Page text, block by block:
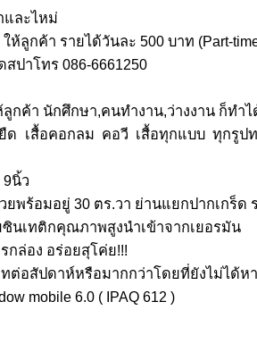
และไหม่
ห้ลูกค้า รายได้วันละ 500 บาท (Part-
ปาโทร 086-6661250
กค้า นักศึกษา,คนทำงาน,ว่างงาน ก็ทำไ
ยืด เสื้อคอกลม คอวี เสื้อทุกแบบ ทุกรูป
นิ้ว
ยพร้อมอยู่ 30 ตร.วา ย่านแยกปากเกร็ด
นเทติกคุณภาพสูงนำเข้าจากเยอรมัน
กล่อง อร่อยสุโค่ย!!!
ทต่อสัปดาห์หรือมากกว่าโดยที่ยังไม่ได้ห
mobile 6.0 ( IPAQ 612 )